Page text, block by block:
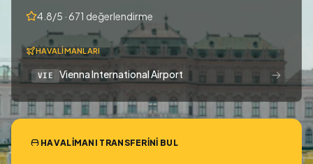
4.8/5 · 671 değerlendirme
HAVALIMANLARI
VIE Vienna International Airport →
HAVALIMANI TRANSFERINI BUL